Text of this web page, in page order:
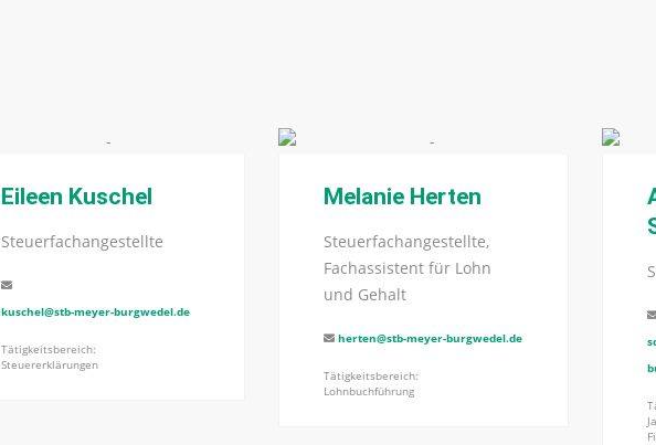
Eileen Kuschel
Steuerfachangestellte
kuschel@stb-meyer-burgwedel.de
Tätigkeitsbereich:
Steuererklärungen
Melanie Herten
Steuerfachangestellte,
Fachassistent für Lohn
und Gehalt
herten@stb-meyer-burgwedel.de
Tätigkeitsbereich:
Lohnbuchführung